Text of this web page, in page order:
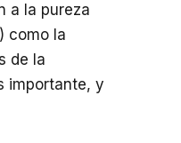
a la pureza
como la
de la
importante, y